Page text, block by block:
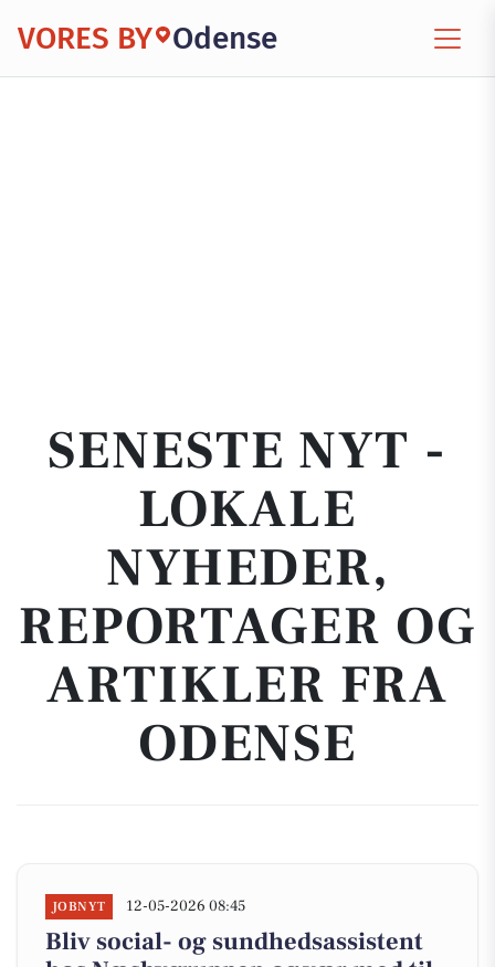
VORES BY Odense
SENESTE NYT -
LOKALE
NYHEDER,
REPORTAGER OG
ARTIKLER FRA
ODENSE
JOBNYT 12-05-2026 08:45
Bliv social- og sundhedsassistent